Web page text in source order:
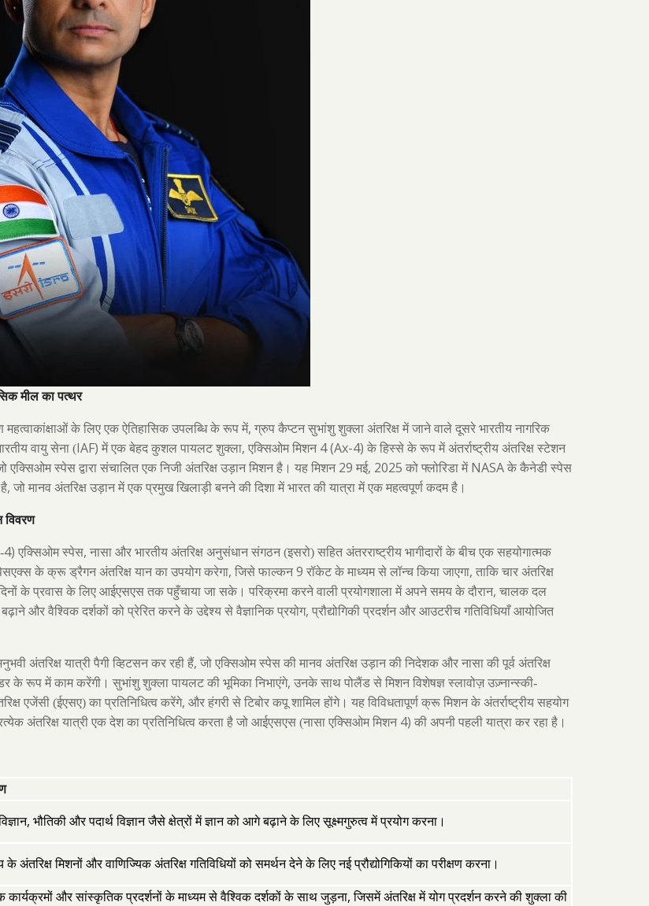
मील का पत्थर
महत्वाकांक्षाओं के लिए एक ऐतिहासिक उपलब्धि के रूप में, ग्रुप कैप्टन सुभांशु शुक्ला अंतरिक्ष में जाने वाले दूसरे भारतीय नागरिक
वायु सेना (IAF) में एक बेहद कुशल पायलट शुक्ला, एक्सिओम मिशन 4 (Ax-4) के हिस्से के रूप में अंतर्राष्ट्रीय अंतरिक्ष स्टेशन
एक्सिओम स्पेस द्वारा संचालित एक निजी अंतरिक्ष उड़ान मिशन है। यह मिशन 29 मई, 2025 को फ्लोरिडा में NASA के कैनेडी स्पेस
, जो मानव अंतरिक्ष उड़ान में एक प्रमुख खिलाड़ी बनने की दिशा में भारत की यात्रा में एक महत्वपूर्ण कदम है।
विवरण
4) एक्सिओम स्पेस, नासा और भारतीय अंतरिक्ष अनुसंधान संगठन (इसरो) सहित अंतरराष्ट्रीय भागीदारों के बीच एक सहयोगात्मक
के क्रू ड्रैगन अंतरिक्ष यान का उपयोग करेगा, जिसे फाल्कन9 रॉकेट के माध्यम से लॉन्च किया जाएगा, ताकि चार अंतरिक्ष
के प्रवास के लिए आईएसएस तक पहुँचाया जा सके। परिक्रमा करने वाली प्रयोगशाला में अपने समय के दौरान, चालक दल
और वैश्विक दर्शकों को प्रेरित करने के उद्देश्य से वैज्ञानिक प्रयोग, प्रौद्योगिकी प्रदर्शन और आउटरीच गतिविधियाँ आयोजित
अंतरिक्ष यात्री पैगी व्हिटसन कर रही हैं, जो एक्सिओम स्पेस की मानव अंतरिक्ष उड़ान की निदेशक और नासा की पूर्व अंतरिक्ष
के रूप में काम करेंगी। सुभांशु शुक्ला पायलट की भूमिका निभाएंगे, उनके साथ पोलैंड से मिशन विशेषज्ञ स्लावोज़ उज़्नान्स्की-
एजेंसी (ईएसए) का प्रतिनिधित्व करेंगे, और हंगरी से टिबोर कपू शामिल होंगे। यह विविधतापूर्ण क्रू मिशन के अंतर्राष्ट्रीय सहयोग
अंतरिक्ष यात्री एक देश का प्रतिनिधित्व करता है जो आईएसएस (नासा एक्सिओम मिशन 4) की अपनी पहली यात्रा कर रहा है।
, भौतिकी और पदार्थ विज्ञान जैसे क्षेत्रों में ज्ञान को आगे बढ़ाने के लिए सूक्ष्मगुरुत्व में प्रयोग करना।
के अंतरिक्ष मिशनों और वाणिज्यिक अंतरिक्ष गतिविधियों को समर्थन देने के लिए नई प्रौद्योगिकियों का परीक्षण करना।
कार्यक्रमों और सांस्कृतिक प्रदर्शनों के माध्यम से वैश्विक दर्शकों के साथ जुड़ना,जिसमें अंतरिक्ष में योग प्रदर्शन करने की शुक्ला की